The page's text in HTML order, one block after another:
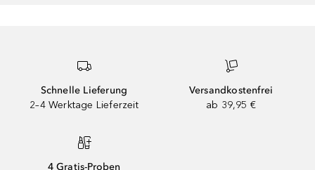
Schnelle Lieferung
2–4 Werktage Lieferzeit
Versandkostenfrei
ab 39,95 €
4 Gratis-Proben